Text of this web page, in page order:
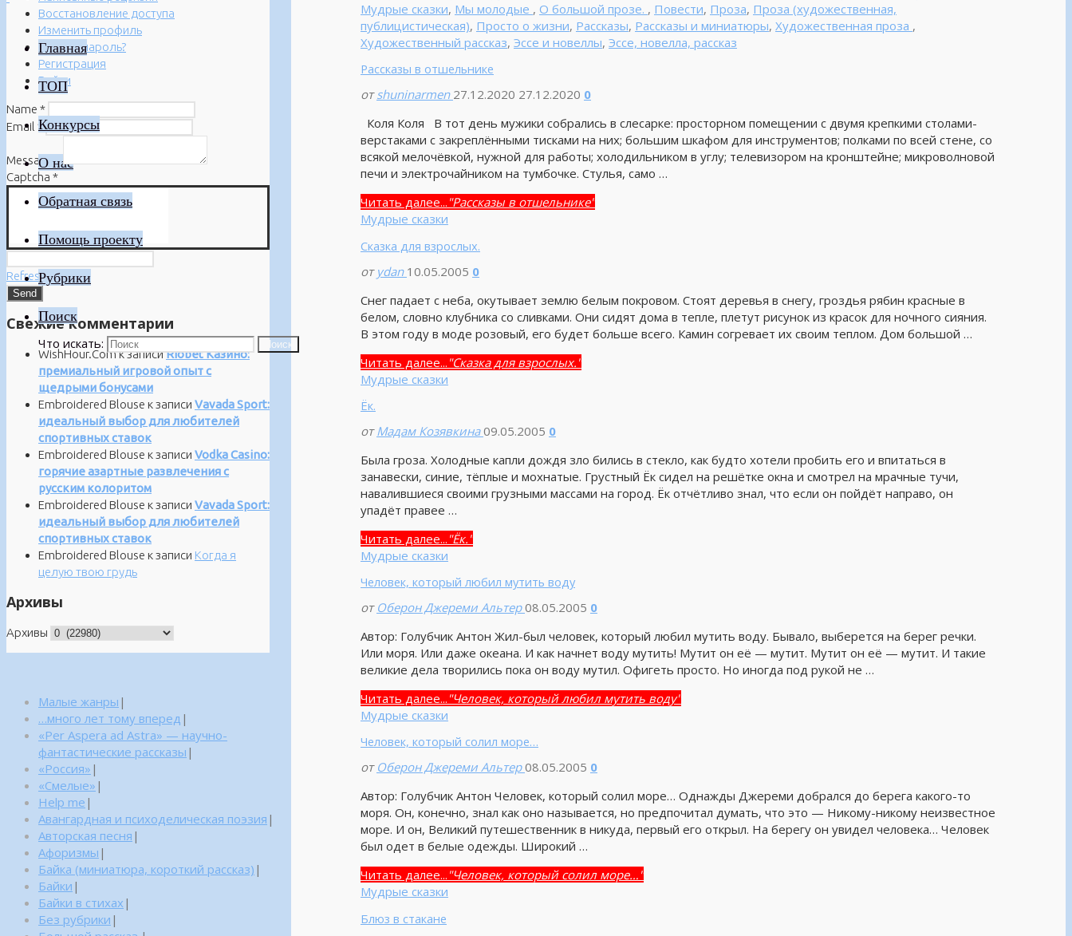
Главная
ТОП
Конкурсы
О нас
Обратная связь
Помощь проекту
Рубрики
Поиск
Что искать: Поиск
Мудрые сказки, Мы молодые , О большой прозе. , Повести, Проза, Проза (художественная,
публицистическая), Просто о жизни, Рассказы, Рассказы и миниатюры, Художественная проза ,
Художественный рассказ, Эссе и новеллы, Эссе, новелла, рассказ
Рассказы в отшельнике
от shuninarmen 27.12.2020 27.12.2020 0
Коля Коля В тот день мужики собрались в слесарке: просторном помещении с двумя крепкими столами-
верстаками с закреплёнными тисками на них; большим шкафом для инструментов; полками по всей стене, со
всякой мелочёвкой, нужной для работы; холодильником в углу; телевизором на кронштейне; микроволновой
печи и электрочайником на тумбочке. Стулья, само …
Читать далее... "Рассказы в отшельнике"
Мудрые сказки
Сказка для взрослых.
от ydan 10.05.2005 0
Снег падает с неба, окутывает землю белым покровом. Стоят деревья в снегу, гроздья рябин красные в
белом, словно клубника со сливками. Они сидят дома в тепле, плетут рисунок из красок для ночного сияния.
В этом году в моде розовый, его будет больше всего. Камин согревает их своим теплом. Дом большой …
Читать далее... "Сказка для взрослых."
Мудрые сказки
Ёк.
от Мадам Козявкина 09.05.2005 0
Была гроза. Холодные капли дождя зло бились в стекло, как будто хотели пробить его и впитаться в
занавески, синие, тёплые и мохнатые. Грустный Ёк сидел на решётке окна и смотрел на мрачные тучи,
навалившиеся своими грузными массами на город. Ёк отчётливо знал, что если он пойдёт направо, он
упадёт правее …
Читать далее... "Ёк."
Мудрые сказки
Человек, который любил мутить воду
от Оберон Джереми Альтер 08.05.2005 0
Автор: Голубчик Антон Жил-был человек, который любил мутить воду. Бывало, выберется на берег речки.
Или моря. Или даже океана. И как начнет воду мутить! Мутит он её — мутит. Мутит он её — мутит. И такие
великие дела творились пока он воду мутил. Офигеть просто. Но иногда под рукой не …
Читать далее... "Человек, который любил мутить воду"
Мудрые сказки
Человек, который солил море…
от Оберон Джереми Альтер 08.05.2005 0
Автор: Голубчик Антон Человек, который солил море… Однажды Джереми добрался до берега какого-то
моря. Он, конечно, знал как оно называется, но предпочитал думать, что это — Никому-никому неизвестное
море. И он, Великий путешественник в никуда, первый его открыл. На берегу он увидел человека… Человек
был одет в белые одежды. Широкий …
Читать далее... "Человек, который солил море…"
Мудрые сказки
Блюз в стакане
Восстановление доступа
Изменить профиль
Забыли пароль?
Регистрация
Войти
Name *
Email *
Message*
Captcha *
Refresh
Свежие комментарии
WishHour.Comк записиRiobet Казино:
премиальный игровой опыт с
щедрыми бонусами
Embroidered Blouse к записи Vavada Sport:
идеальный выбор для любителей
спортивных ставок
Embroidered Blouse к записи Vodka Casino:
горячие азартные развлечения с
русским колоритом
Embroidered Blouse к записи Vavada Sport:
идеальный выбор для любителей
спортивных ставок
Embroidered Blouse к записи Когда я
целую твою грудь
Архивы
Архивы
Малые жанры |
…много лет тому вперед |
«Per Aspera ad Astra» — научно-
фантастические рассказы |
«Россия» |
«Смелые» |
Help me |
Авангардная и психоделическая поэзия |
Авторская песня |
Афоризмы |
Байка (миниатюра, короткий рассказ) |
Байки |
Байки в стихах |
Без рубрики |